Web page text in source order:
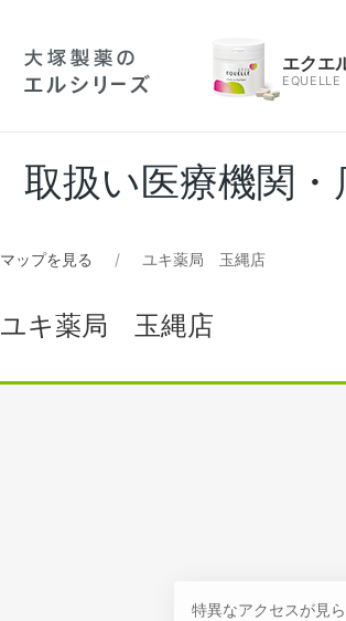
エクエ
EQUELLE
取扱い医療機関・
マップを見る ユキ薬局 玉縄店
ユキ薬局 玉縄店
特異なアクセスが見